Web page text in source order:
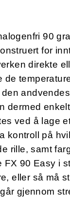
90
for
direkte
de
dermed
ved å lage
kontroll på
rille, samt
FX 90 Easy i
eller så må
gjennom